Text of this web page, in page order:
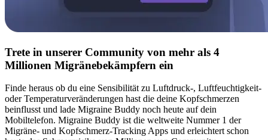
Trete in unserer Community von mehr als 4
Millionen Migränebekämpfern ein
Finde heraus ob du eine Sensibilität zu Luftdruck-, Luftfeuchtigkeit-
oder Temperaturveränderungen hast die deine Kopfschmerzen
beinflusst und lade Migraine Buddy noch heute auf dein
Mobiltelefon. Migraine Buddy ist die weltweite Nummer 1 der
Migräne- und Kopfschmerz-Tracking Apps und erleichtert schon